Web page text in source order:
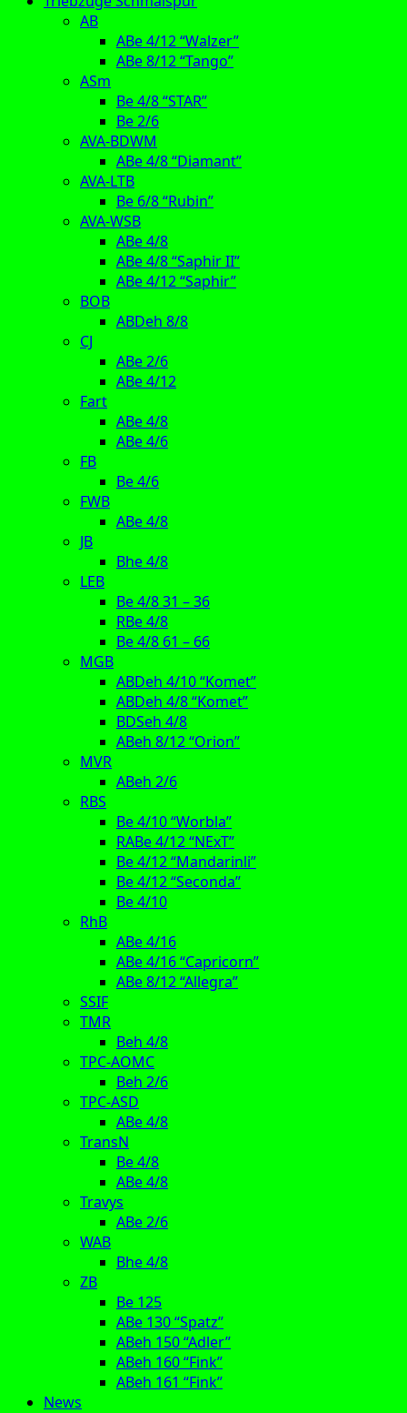
AB
ABe 4/12 “Walzer”
ABe 8/12 “Tango”
ASm
Be 4/8 “STAR”
Be 2/6
AVA-BDWM
ABe 4/8 “Diamant”
AVA-LTB
Be 6/8 “Rubin”
AVA-WSB
ABe 4/8
ABe 4/8 “Saphir II”
ABe 4/12 “Saphir”
BOB
ABDeh 8/8
CJ
ABe 2/6
ABe 4/12
Fart
ABe 4/8
ABe 4/6
FB
Be 4/6
FWB
ABe 4/8
JB
Bhe 4/8
LEB
Be 4/8 31 – 36
RBe 4/8
Be 4/8 61 – 66
MGB
ABDeh 4/10 “Komet”
ABDeh 4/8 “Komet”
BDSeh 4/8
ABeh 8/12 “Orion”
MVR
ABeh 2/6
RBS
Be 4/10 “Worbla”
RABe 4/12 “NExT”
Be 4/12 “Mandarinli”
Be 4/12 “Seconda”
Be 4/10
RhB
ABe 4/16
ABe 4/16 “Capricorn”
ABe 8/12 “Allegra”
SSIF
TMR
Beh 4/8
TPC-AOMC
Beh 2/6
TPC-ASD
ABe 4/8
TransN
Be 4/8
ABe 4/8
Travys
ABe 2/6
WAB
Bhe 4/8
ZB
Be 125
ABe 130 “Spatz”
ABeh 150 “Adler”
ABeh 160 “Fink”
ABeh 161 “Fink”
News